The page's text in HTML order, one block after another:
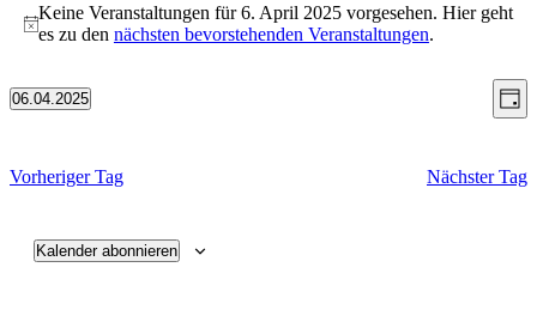
für
2025
Hinweis
Keine Veranstaltungen für 6. April 2025 vorgesehen. Hier geht
es zu den nächsten bevorstehenden Veranstaltungen.
Tag
06.04.2025
Vorheriger Tag
Nächster Tag
Kalender abonnieren